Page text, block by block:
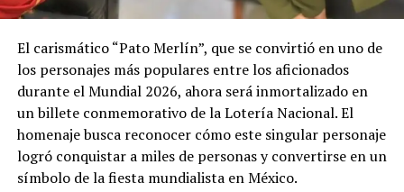
El carismático “Pato Merlín”, que se convirtió en uno de
los personajes más populares entre los aficionados
durante el Mundial 2026, ahora será inmortalizado en
un billete conmemorativo de la Lotería Nacional. El
homenaje busca reconocer cómo este singular personaje
logró conquistar a miles de personas y convertirse en un
símbolo de la fiesta mundialista en México.